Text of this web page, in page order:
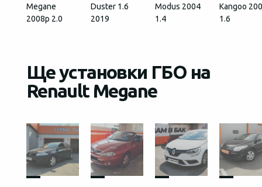
Megane
2008p 2.0
Duster 1.6
2019
Modus 2004
1.4
Kangoo
1.6
Ще установки ГБО на
Renault Megane